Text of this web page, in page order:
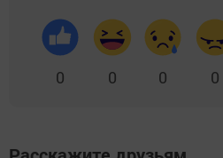
0 0 0 0